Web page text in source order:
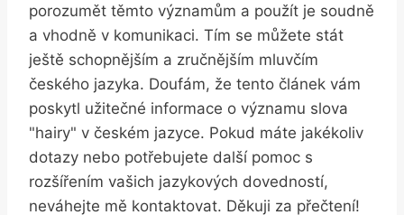
porozumět těmto významům a použít je soudně
a vhodně v komunikaci. Tím se můžete stát
ještě schopnějším a zručnějším mluvčím
českého jazyka. Doufám, že tento článek vám
poskytl užitečné informace o významu slova
"hairy" v českém jazyce. Pokud máte jakékoliv
dotazy nebo potřebujete další pomoc s
rozšířením vašich jazykových dovedností,
neváhejte mě kontaktovat. Děkuji za přečtení!